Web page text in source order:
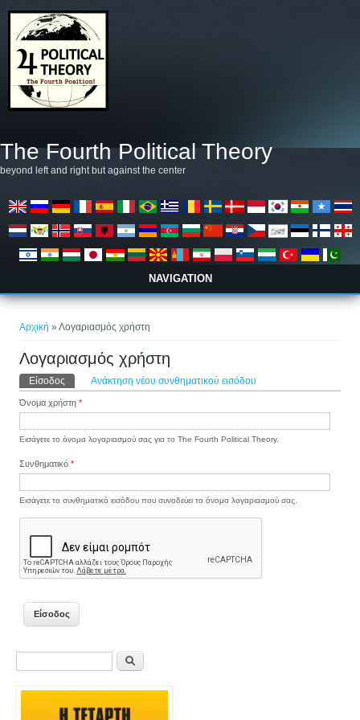
The Fourth Political Theory
beyond left and right but against the center
NAVIGATION
Αρχική » Λογαριασμός χρήστη
Λογαριασμός χρήστη
Πρωτεύουσες καρτέλες
Είσοδος (ενεργή καρτέλα)
Ανάκτηση νέου συνθηματικού εισόδου
Όνομα χρήστη*
Εισάγετε το όνομα λογαριασμού σας για το The Fourth Political Theory.
Συνθηματικό*
Εισάγετε το συνθηματικό εισόδου που συνοδεύει το όνομα λογαριασμού σας.
Φόρμα αναζήτησης